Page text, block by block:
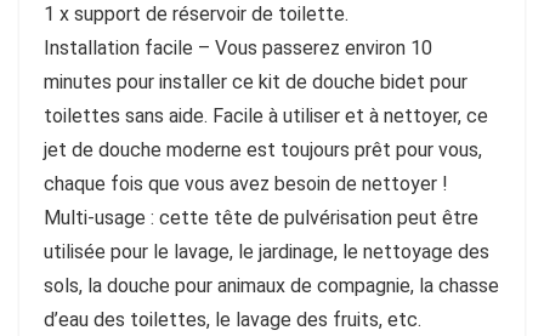
1 x support de réservoir de toilette.
Installation facile – Vous passerez environ 10
minutes pour installer ce kit de douche bidet pour
toilettes sans aide. Facile à utiliser et à nettoyer, ce
jet de douche moderne est toujours prêt pour vous,
chaque fois que vous avez besoin de nettoyer !
Multi-usage : cette tête de pulvérisation peut être
utilisée pour le lavage, le jardinage, le nettoyage des
sols, la douche pour animaux de compagnie, la chasse
d’eau des toilettes, le lavage des fruits, etc.